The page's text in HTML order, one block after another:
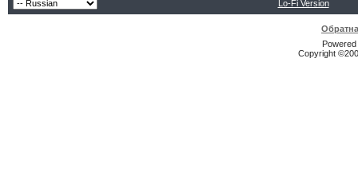
Lo-Fi Version
Copyright